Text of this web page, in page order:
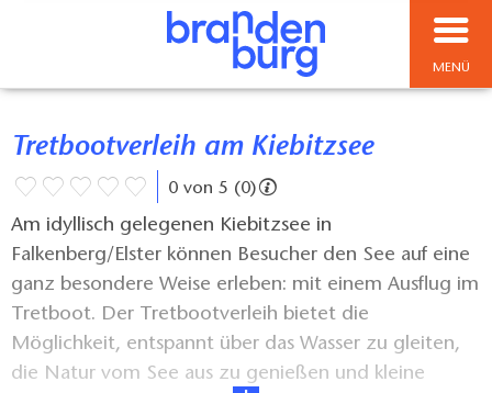
MENÜ
Tretbootverleih am Kiebitzsee
0 von 5 (0)
Am idyllisch gelegenen Kiebitzsee in
Falkenberg/Elster können Besucher den See auf eine
ganz besondere Weise erleben: mit einem Ausflug im
Tretboot. Der Tretbootverleih bietet die
Möglichkeit, entspannt über das Wasser zu gleiten,
die Natur vom See aus zu genießen und kleine